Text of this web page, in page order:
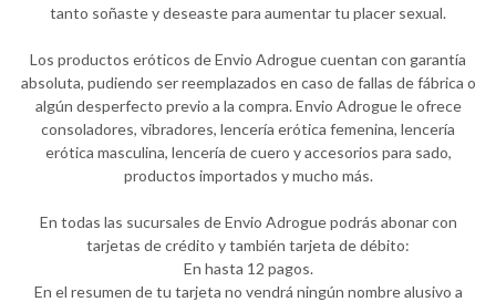
tanto soñaste y deseaste para aumentar tu placer sexual.
Los productos eróticos de Envio Adrogue cuentan con garantía
absoluta, pudiendo ser reemplazados en caso de fallas de fábrica o
algún desperfecto previo a la compra. Envio Adrogue le ofrece
consoladores, vibradores, lencería erótica femenina, lencería
erótica masculina, lencería de cuero y accesorios para sado,
productos importados y mucho más.
En todas las sucursales de Envio Adrogue podrás abonar con
tarjetas de crédito y también tarjeta de débito:
En hasta 12 pagos.
En el resumen de tu tarjeta no vendrá ningún nombre alusivo a